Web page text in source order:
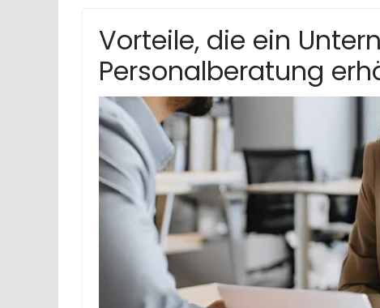
Vorteile, die ein
Personalberatung